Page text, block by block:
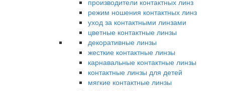
производители контактных линз
режим ношения контактных линз
уход за контактными линзами
цветные контактные линзы
декоративные линзы
жесткие контактные линзы
карнавальные контактные линзы
контактные линзы для детей
мягкие контактные линзы